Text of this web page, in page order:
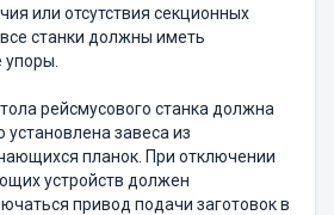
или отсутствия секционных
станки должны иметь
рейсмусового станка должна
завеса из
планок. При отключении
устройств должен
привод подачи заготовок в